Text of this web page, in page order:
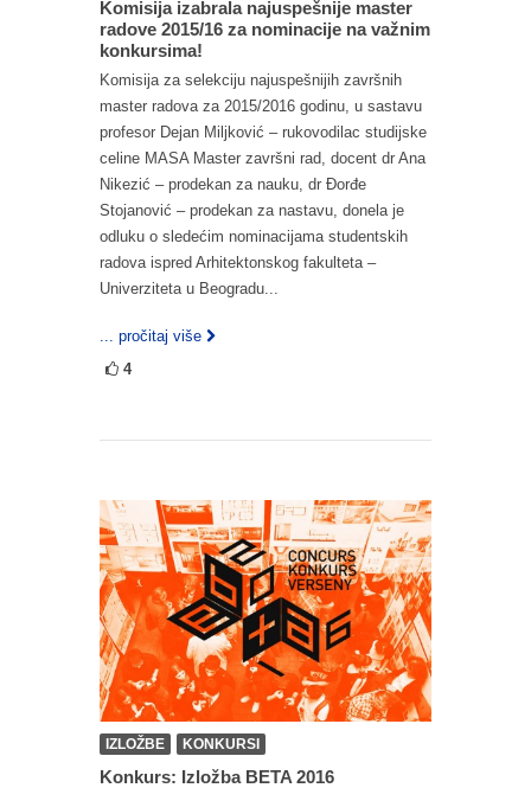
Komisija izabrala najuspešnije master
radove 2015/16 za nominacije na važnim
konkursima!
Komisija za selekciju najuspešnijih završnih
master radova za 2015/2016 godinu, u sastavu
profesor Dejan Miljković – rukovodilac studijske
celine MASA Master završni rad, docent dr Ana
Nikezić – prodekan za nauku, dr Đorđe
Stojanović – prodekan za nastavu, donela je
odluku o sledećim nominacijama studentskih
radova ispred Arhitektonskog fakulteta –
Univerziteta u Beogradu...
... pročitaj više
4
IZLOŽBE KONKURSI
Konkurs: Izložba BETA 2016